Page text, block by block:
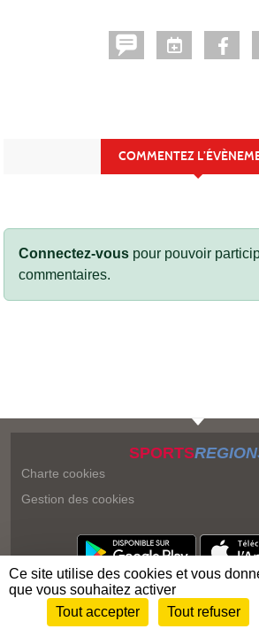
COMMENTEZ
Connectez-vous pour pouvoir
commentaires.
SPORTS
Charte cookies
Gestion des cookies
Envie de participer ?
Ce site utilise des cookies et vous
que vous souhaitez activer
Tout accepter
Tout refuser